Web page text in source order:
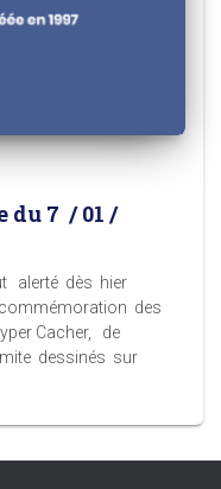
du 7 / 01 /
alerté dès hier
des
Cacher, de
dessinés sur